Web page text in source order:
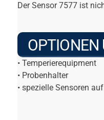
Der Sensor 7577 ist
OPTIONEN
• Temperierequipment
• Probenhalter
• spezielle Sensoren